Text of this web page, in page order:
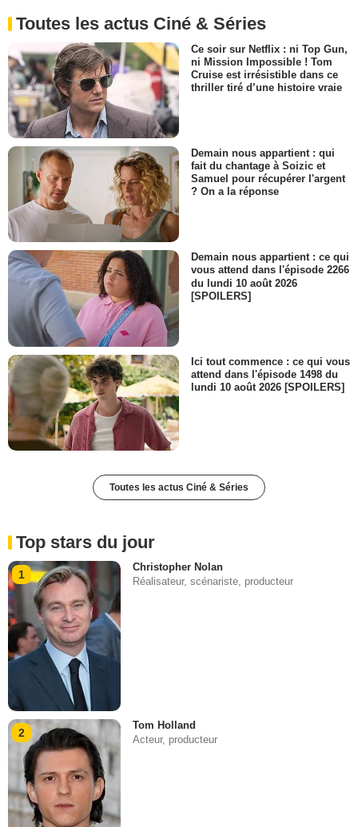
Toutes les actus Ciné & Séries
Ce soir sur Netflix : ni Top Gun,
ni Mission Impossible ! Tom
Cruise est irrésistible dans ce
thriller tiré d’une histoire vraie
Demain nous appartient : qui
fait du chantage à Soizic et
Samuel pour récupérer l'argent
? On a la réponse
Demain nous appartient : ce qui
vous attend dans l'épisode 2266
du lundi 10 août 2026
[SPOILERS]
Ici tout commence : ce qui vous
attend dans l'épisode 1498 du
lundi 10 août 2026 [SPOILERS]
Toutes les actus Ciné & Séries
Top stars du jour
1
Christopher Nolan
Réalisateur, scénariste, producteur
2
Tom Holland
Acteur, producteur